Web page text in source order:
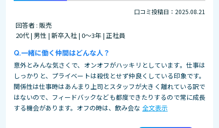
口コミ投稿日：2025.08.21
回答者 : 販売
20代 | 男性 | 新卒入社 | 0～3年 | 正社員
一緒に働く仲間はどんな人？
意外とみんな気さくで、オンオフがハッキリとしています。仕事は
しっかりと、プライベートは殺伐とせず仲良くしている印象です。
関係性は仕事時はあんまり上司とスタッフが大きく離れている訳で
はないので、フィードバックなども都度できたりするので常に成長
する機会があります。オフの時は、飲み会な 全文表示